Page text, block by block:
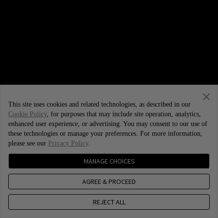
This site uses cookies and related technologies, as described in our
Cookie Policy, for purposes that may include site operation, analytics,
enhanced user experience, or advertising. You may consent to our use of
these technologies or manage your preferences. For more information,
please see our Privacy Policy.
MANAGE CHOICES
AGREE & PROCEED
REJECT ALL